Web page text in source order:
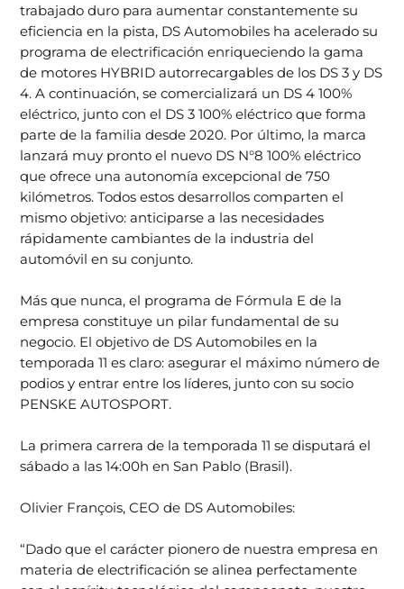
trabajado duro para aumentar constantemente su
eficiencia en la pista, DS Automobiles ha acelerado su
programa de electrificación enriqueciendo la gama
de motores HYBRID autorrecargables de los DS 3 y DS
4. A continuación, se comercializará un DS 4 100%
eléctrico, junto con el DS 3 100% eléctrico que forma
parte de la familia desde 2020. Por último, la marca
lanzará muy pronto el nuevo DS N°8 100% eléctrico
que ofrece una autonomía excepcional de 750
kilómetros. Todos estos desarrollos comparten el
mismo objetivo: anticiparse a las necesidades
rápidamente cambiantes de la industria del
automóvil en su conjunto.
Más que nunca, el programa de Fórmula E de la
empresa constituye un pilar fundamental de su
negocio. El objetivo de DS Automobiles en la
temporada 11 es claro: asegurar el máximo número de
podios y entrar entre los líderes, junto con su socio
PENSKE AUTOSPORT.
La primera carrera de la temporada 11 se disputará el
sábado a las 14:00h en San Pablo (Brasil).
Olivier François, CEO de DS Automobiles:
“Dado que el carácter pionero de nuestra empresa en
materia de electrificación se alinea perfectamente